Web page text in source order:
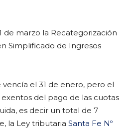
de marzo la Recategorización
Simplificado de Ingresos
el 31 de enero, pero el
del pago de las cuotas
es decir un total de 7
la Ley tributaria Santa Fe Nº